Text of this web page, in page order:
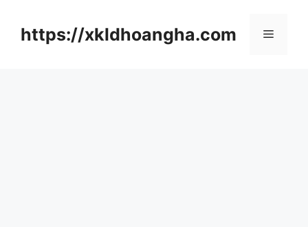
https://xkldhoangha.com 메